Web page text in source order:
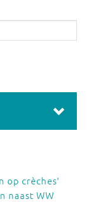
op crèches'
naast WW